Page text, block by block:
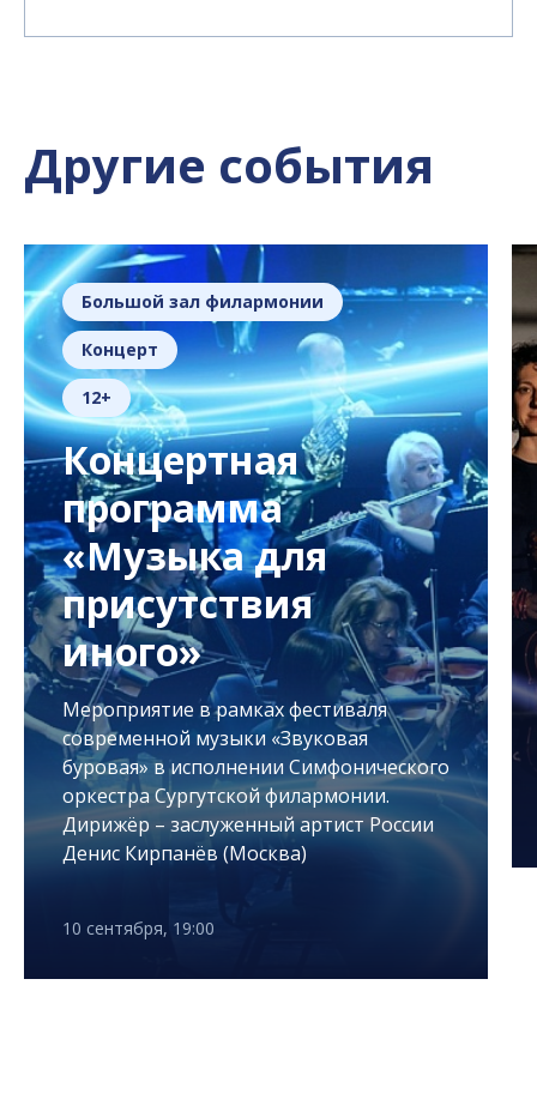
Другие события
Большой зал филармонии
Концерт
12+
Концертная
программа
«Музыка для
присутствия
иного»
Мероприятие в рамках фестиваля
современной музыки «Звуковая
буровая» в исполнении Симфонического
оркестра Сургутской филармонии.
Дирижёр – заслуженный артист России
Денис Кирпанёв (Москва)
10 сентября, 19:00